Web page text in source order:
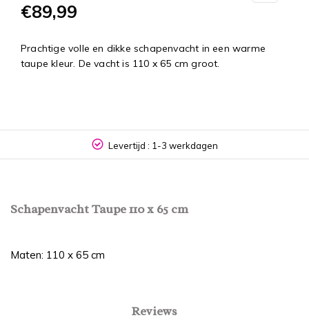
€89,99
Prachtige volle en dikke schapenvacht in een warme
taupe kleur. De vacht is 110 x 65 cm groot.
Levertijd : 1-3 werkdagen
Schapenvacht Taupe 110 x 65 cm
Maten: 110 x 65 cm
Reviews